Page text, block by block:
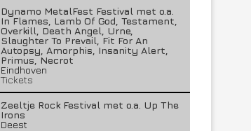
Dynamo MetalFest Festival met o.a.
In Flames, Lamb Of God, Testament,
Overkill, Death Angel, Urne,
Slaughter To Prevail, Fit For An
Autopsy, Amorphis, Insanity Alert,
Primus, Necrot
Eindhoven
Tickets
Zeeltje Rock Festival met o.a. Up The
Irons
Deest